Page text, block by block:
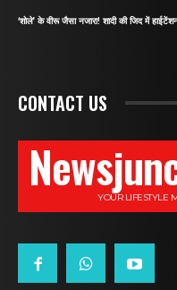
‘शोले’ के वीरू जैसा नजारा! शादी की जिद में
CONTACT US
YOUR LIFESTYLE